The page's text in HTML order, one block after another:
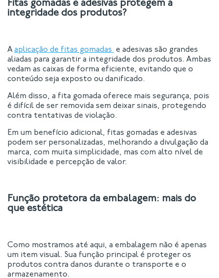
Fitas gomadas e adesivas protegem a
integridade dos produtos?
A aplicação de fitas gomadas
e adesivas são grandes
aliadas para garantir a integridade dos produtos. Ambas
vedam as caixas de forma eficiente, evitando que o
conteúdo seja exposto ou danificado.
Além disso, a fita gomada oferece mais segurança, pois
é difícil de ser removida sem deixar sinais, protegendo
contra tentativas de violação.
Em um benefício adicional, fitas gomadas e adesivas
podem ser personalizadas, melhorando a divulgação da
marca, com muita simplicidade, mas com alto nível de
visibilidade e percepção de valor.
Função protetora da embalagem: mais do
que estética
Como mostramos até aqui, a embalagem não é apenas
um item visual. Sua função principal é proteger os
produtos contra danos durante o transporte e o
armazenamento.